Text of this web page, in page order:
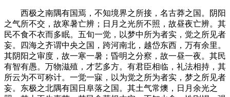
西极之南隅有国焉，不知境界之所接，名古莽之国。阴阳
之气所不交，故寒暑亡辨；日月之光所不照，故昼夜亡辨。其
民不食不衣而多眠。五旬一觉，以梦中所为者实，觉之所见者
妄。四海之齐谓中央之国，跨河南北，越岱东西，万有余里。
其阴阳之审度，故一寒一暑；昏明之分察，故一昼一夜。其民
有智有愚。万物滋殖，才艺多方。有君臣相临，礼法相持，其
所云为不可称计。一觉一寐，以为觉之所为者实，梦之所见者
妄。东极之北隅有国日阜落之国。其土气常燠，日月余光之